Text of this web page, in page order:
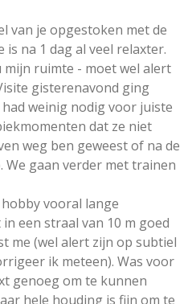
van je opgestoken met de
na 1 dag al veel relaxter.
mijn ruimte - moet wel alert
gisterenavond ging
weinig nodig voor juiste
dat ze niet
weg ben geweest of na de
We gaan verder met trainen
vooral lange
een straal van 10 m goed
me (wel alert zijn op subtiel
ik meteen). Was voor
genoeg om te kunnen
hele houding is fijn om te